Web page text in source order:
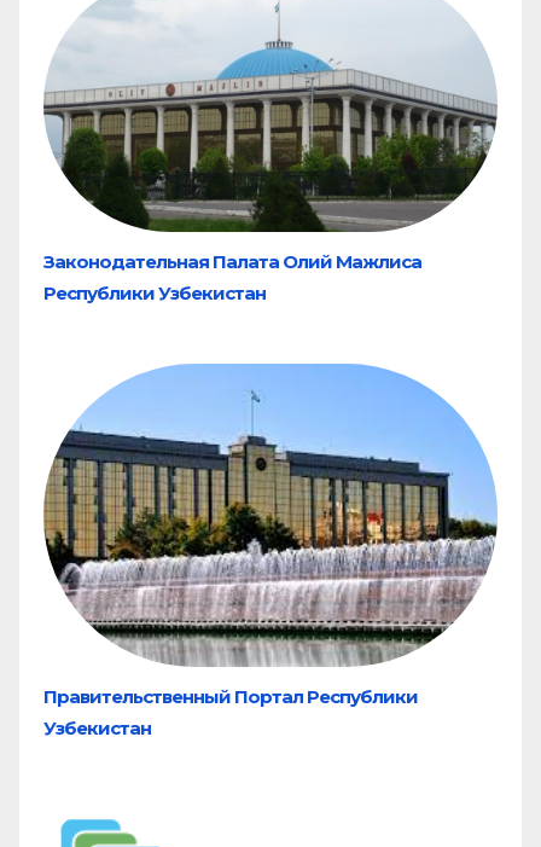
Законодательная Палата Олий Мажлиса
Республики Узбекистан
Правительственный Портал Республики
Узбекистан